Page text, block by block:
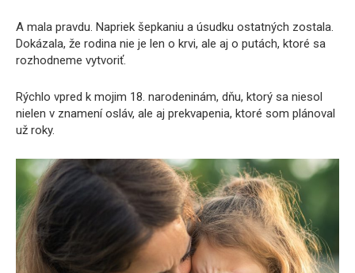
A mala pravdu. Napriek šepkaniu a úsudku ostatných zostala.
Dokázala, že rodina nie je len o krvi, ale aj o putách, ktoré sa
rozhodneme vytvoriť.
Rýchlo vpred k mojim 18. narodeninám, dňu, ktorý sa niesol
nielen v znamení osláv, ale aj prekvapenia, ktoré som plánoval
už roky.